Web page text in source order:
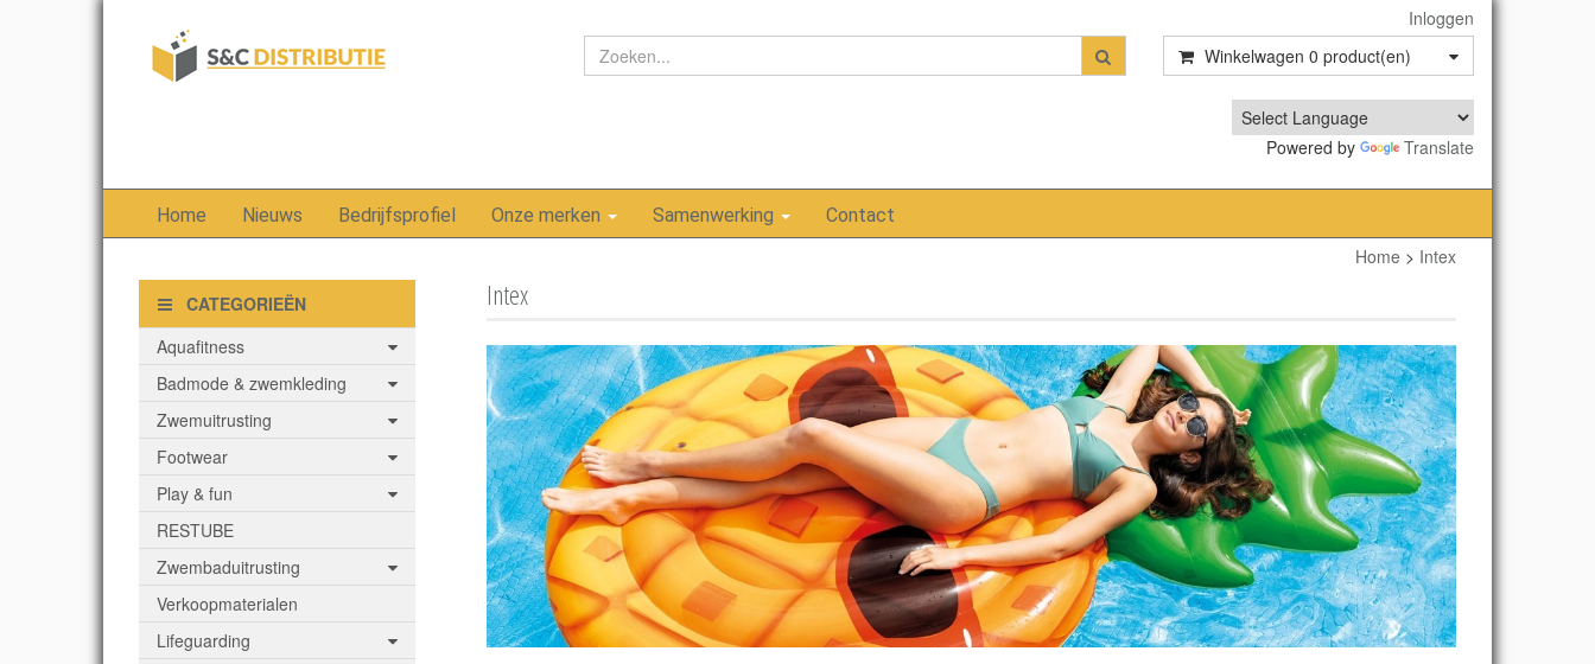
Inloggen
Winkelwagen 0 product(en)
Powered by Translate
Home Nieuws Bedrijfsprofiel Onze merken Samenwerking Contact
Home > Intex
CATEGORIEËN
Aquafitness
Badmode & zwemkleding
Zwemuitrusting
Footwear
Play & fun
RESTUBE
Zwembaduitrusting
Verkoopmaterialen
Lifeguarding
Intex